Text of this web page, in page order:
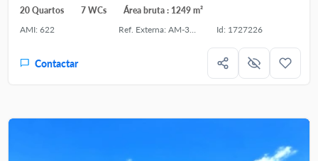
20 Quartos 7 WCs
Área bruta : 1249 m²
AMI: 622
Ref. Externa: AM-3187 Id: 1727226
Contactar